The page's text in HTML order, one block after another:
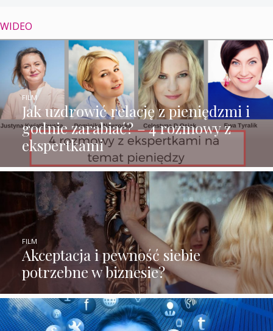
WIDEO
Jak uzdrowić relację z pieniędzmi i
godnie zarabiać? – 4 rozmowy z
ekspertkami
FILM
Akceptacja i pewność siebie
potrzebne w biznesie?
FILM